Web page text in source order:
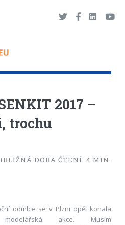
2017 –
trochu
DOBA ČTENÍ:4 MIN.
odmlce se v Plzni opět konala
akce. Musím